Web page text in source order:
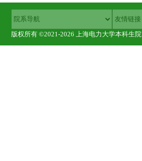
版权所有 ©2021-2026 上海电力大学本科生院